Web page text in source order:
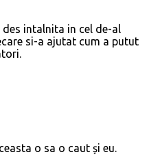
intalnita in cel de-al
si-a ajutat cum a putut
o sa o caut și eu.